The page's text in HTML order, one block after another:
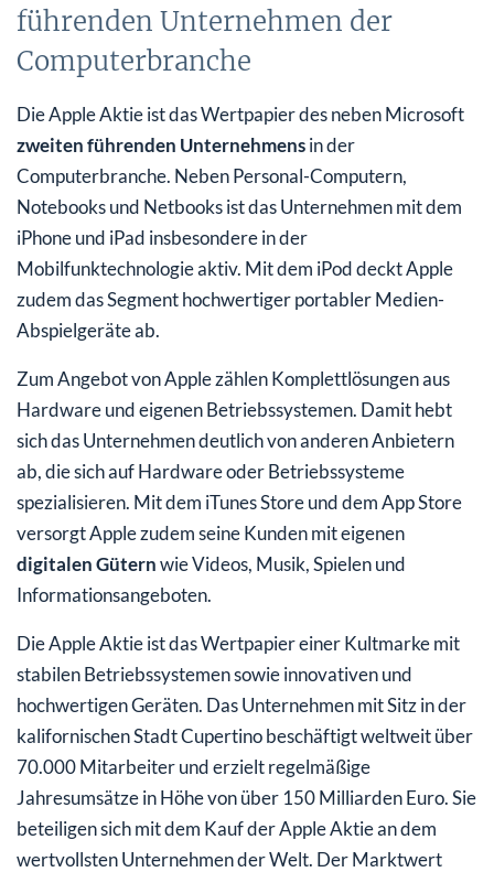
führenden Unternehmen der
Computerbranche
Die Apple Aktie ist das Wertpapier des neben Microsoft
zweiten führenden Unternehmensin der
Computerbranche. Neben Personal-Computern,
Notebooks und Netbooks ist das Unternehmen mit dem
iPhone und iPad insbesondere in der
Mobilfunktechnologie aktiv. Mit dem iPod deckt Apple
zudem das Segment hochwertiger portabler Medien-
Abspielgeräte ab.
Zum Angebot von Apple zählen Komplettlösungen aus
Hardware und eigenen Betriebssystemen. Damit hebt
sich das Unternehmen deutlich von anderen Anbietern
ab, die sich auf Hardware oder Betriebssysteme
spezialisieren. Mit dem iTunes Store und dem App Store
versorgt Apple zudem seine Kunden mit eigenen
digitalen Güternwie Videos, Musik, Spielen und
Informationsangeboten.
Die Apple Aktie ist das Wertpapier einer Kultmarke mit
stabilen Betriebssystemen sowie innovativen und
hochwertigen Geräten. Das Unternehmen mit Sitz in der
kalifornischen Stadt Cupertino beschäftigt weltweit über
70.000 Mitarbeiter und erzielt regelmäßige
Jahresumsätze in Höhe von über 150 Milliarden Euro. Sie
beteiligen sich mit dem Kauf der Apple Aktie an dem
wertvollsten Unternehmen der Welt. Der Marktwert